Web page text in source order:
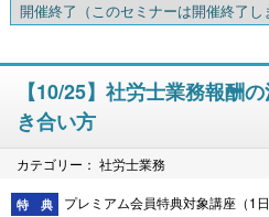
開催終了 （このセミナーは開催終了し
【10/25】社労士業務報酬
き合い方
カテゴリー： 社労士業務
プレミアム会員特典対象講座（1日